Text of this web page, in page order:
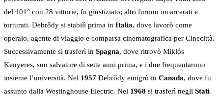
del 101° con 28 vittorie, fu giustiziato; altri furono incarcerati e
torturati. Debrődy si stabilì prima in Italia, dove lavorò come
operaio, agente di viaggio e comparsa cinematografica per Cinecittà.
Successivamente si trasferì in Spagna, dove ritrovò Miklós
Kenyeres, suo salvatore di sette anni prima, e i due frequentarono
insieme l’università. Nel 1957 Debrődy emigrò in Canada, dove fu
assunto dalla Westinghouse Electric. Nel 1968 si trasferì negli Stati